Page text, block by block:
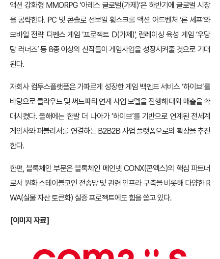
액션 강화형 MMORPG ‘아레스 글로벌(가제)’은 하반기에 글로벌 시장
을 공략한다. PC 및 콘솔로 선보일 횡스크롤 액션 어드벤처 ‘론 셰프’와
모바일 전략 디펜스 게임 ‘프로젝트 D(가제)’, 런레이싱 육성 게임 ‘우당
탕 러너즈’ 등 8종 이상의 신작들이 게임사업을 성장시켜줄 것으로 기대
된다.
자회사 컴투스플랫폼은 가파르게 성장한 게임 백엔드 서비스 ‘하이브’를
바탕으로 클라우드 및 써드파티 연계 사업 모델을 진행해 대외 매출을 확
대시켰다. 올해에는 한발 더 나아가 ‘하이브’를 기반으로 연계된 전세계
게임사와 퍼블리셔를 연결하는 B2B2B 사업 플랫폼으로의 확장을 추진
한다.
한편, 블록체인 부문은 블록체인 메인넷 CONX(콘엑스)의 핵심 파트너
로서 원화 스테이블코인 전송망 및 관련 인프라 구축을 비롯해 다양한 R
WA(실물 자산 토큰화) 실증 프로젝트에도 힘을 쏟고 있다.
[이미지 자료]